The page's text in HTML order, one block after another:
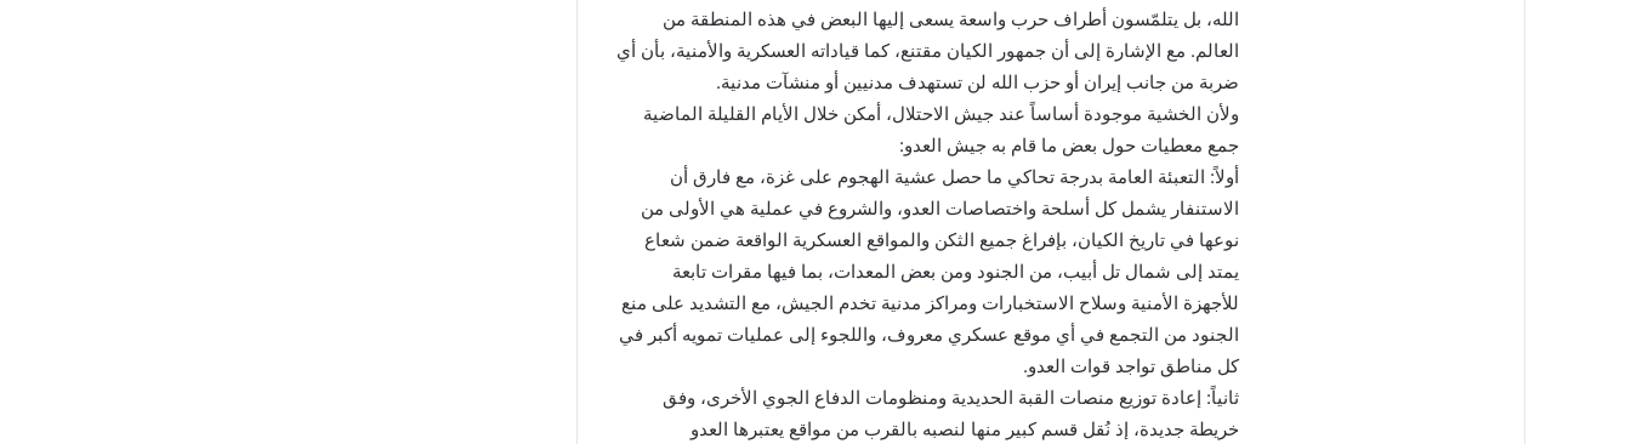
الله، بل يتلمّسون أطراف حرب واسعة يسعى إليها البعض في هذه المنطقة من
العالم. مع الإشارة إلى أن جمهور الكيان مقتنع، كما قياداته العسكرية والأمنية، بأن أي
ضربة من جانب إيران أو حزب الله لن تستهدف مدنيين أو منشآت مدنية.
ولأن الخشية موجودة أساساً عند جيش الاحتلال، أمكن خلال الأيام القليلة الماضية
جمع معطيات حول بعض ما قام به جيش العدو:
أولاً: التعبئة العامة بدرجة تحاكي ما حصل عشية الهجوم على غزة، مع فارق أن
الاستنفار يشمل كل أسلحة واختصاصات العدو، والشروع في عملية هي الأولى من
نوعها في تاريخ الكيان، بإفراغ جميع الثكن والمواقع العسكرية الواقعة ضمن شعاع
يمتد إلى شمال تل أبيب، من الجنود ومن بعض المعدات، بما فيها مقرات تابعة
للأجهزة الأمنية وسلاح الاستخبارات ومراكز مدنية تخدم الجيش، مع التشديد على منع
الجنود من التجمع في أي موقع عسكري معروف، واللجوء إلى عمليات تمويه أكبر في
كل مناطق تواجد قوات العدو.
ثانياً: إعادة توزيع منصات القبة الحديدية ومنظومات الدفاع الجوي الأخرى، وفق
خريطة جديدة، إذ نُقل قسم كبير منها لنصبه بالقرب من مواقع يعتبرها العدو